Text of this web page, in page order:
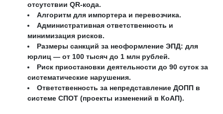
отсутствии QR-кода.
Алгоритм для импортера и перевозчика.
Административная ответственность и
минимизация рисков.
Размеры санкций за неоформление ЭПД: для
юрлиц — от 100 тысяч до 1 млн рублей.
Риск приостановки деятельности до 90 суток за
систематические нарушения.
Ответственность за непредставление ДОПП в
системе СПОТ (проекты изменений в КоАП).